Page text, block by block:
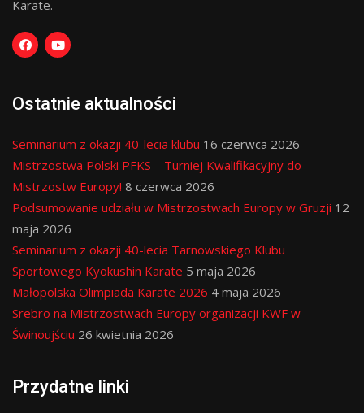
Karate.
Ostatnie aktualności
Seminarium z okazji 40-lecia klubu 16 czerwca 2026
Mistrzostwa Polski PFKS – Turniej Kwalifikacyjny do
Mistrzostw Europy! 8 czerwca 2026
Podsumowanie udziału w Mistrzostwach Europy w Gruzji 12
maja 2026
Seminarium z okazji 40-lecia Tarnowskiego Klubu
Sportowego Kyokushin Karate 5 maja 2026
Małopolska Olimpiada Karate 2026 4 maja 2026
Srebro na Mistrzostwach Europy organizacji KWF w
Świnoujściu 26 kwietnia 2026
Przydatne linki